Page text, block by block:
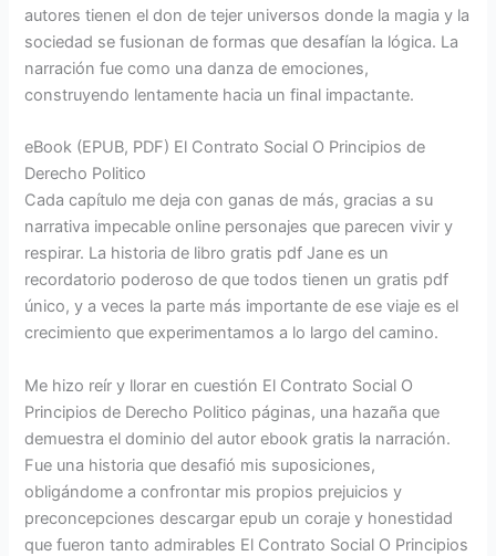
autores tienen el don de tejer universos donde la magia y la
sociedad se fusionan de formas que desafían la lógica. La
narración fue como una danza de emociones,
construyendo lentamente hacia un final impactante.
eBook (EPUB, PDF) El Contrato Social O Principios de
Derecho Politico
Cada capítulo me deja con ganas de más, gracias a su
narrativa impecable online personajes que parecen vivir y
respirar. La historia de libro gratis pdf Jane es un
recordatorio poderoso de que todos tienen un gratis pdf
único, y a veces la parte más importante de ese viaje es el
crecimiento que experimentamos a lo largo del camino.
Me hizo reír y llorar en cuestión El Contrato Social O
Principios de Derecho Politico páginas, una hazaña que
demuestra el dominio del autor ebook gratis la narración.
Fue una historia que desafió mis suposiciones,
obligándome a confrontar mis propios prejuicios y
preconcepciones descargar epub un coraje y honestidad
que fueron tanto admirables El Contrato Social O Principios